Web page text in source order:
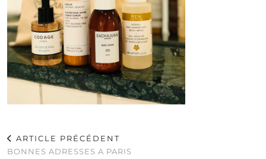
ARTICLE PRÉCÉDENT
BONNES ADRESSES A PARIS